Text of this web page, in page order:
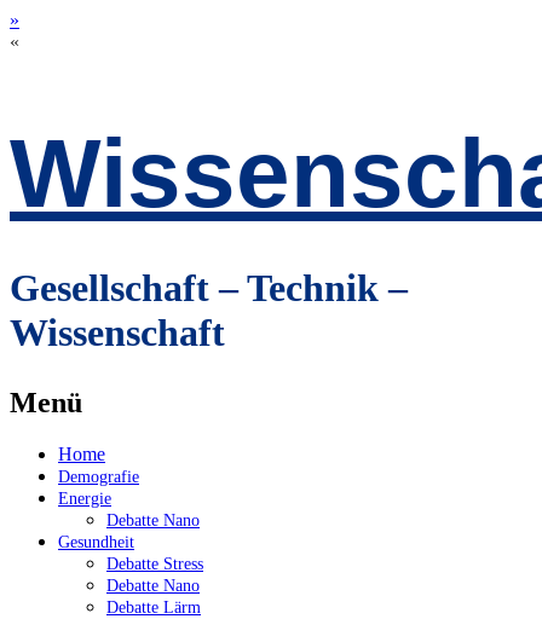
»
«
Gesellschaft – Technik –
Wissenschaft
Menü
Zum
Inhalt
springen
Home
Demografie
Energie
Debatte Nano
Gesundheit
Debatte Stress
Debatte Nano
Debatte Lärm